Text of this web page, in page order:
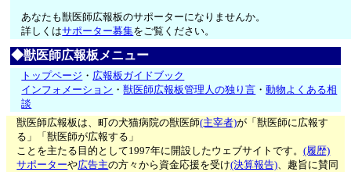
あなたも獣医師広報板のサポーターになりませんか。
詳しくはサポーター募集をご覧ください。
◆獣医師広報板メニュー
トップページ ・ 広報板ガイドブック
インフォメーション ・獣医師広報板管理人の独り言 ・動物よくある相
談
獣医師広報板は、町の犬猫病院の獣医師(主宰者)が「獣医師に広報す
る」「獣医師が広報する」
ことを主たる目的として1997年に開設したウェブサイトです。(履歴)
サポーターや広告主の方々から資金応援を受け(決算報告)、趣旨に賛同